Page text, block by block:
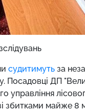
судитимутьза
Посадовці ДП
управління
збитками майже 8